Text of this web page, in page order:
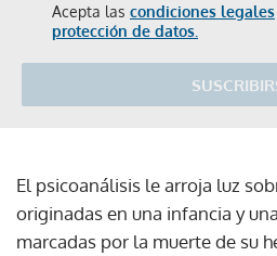
Acepta las condiciones legales
protección de datos.
El psicoanálisis le arroja luz
originadas en una infancia y
marcadas por la muerte de su